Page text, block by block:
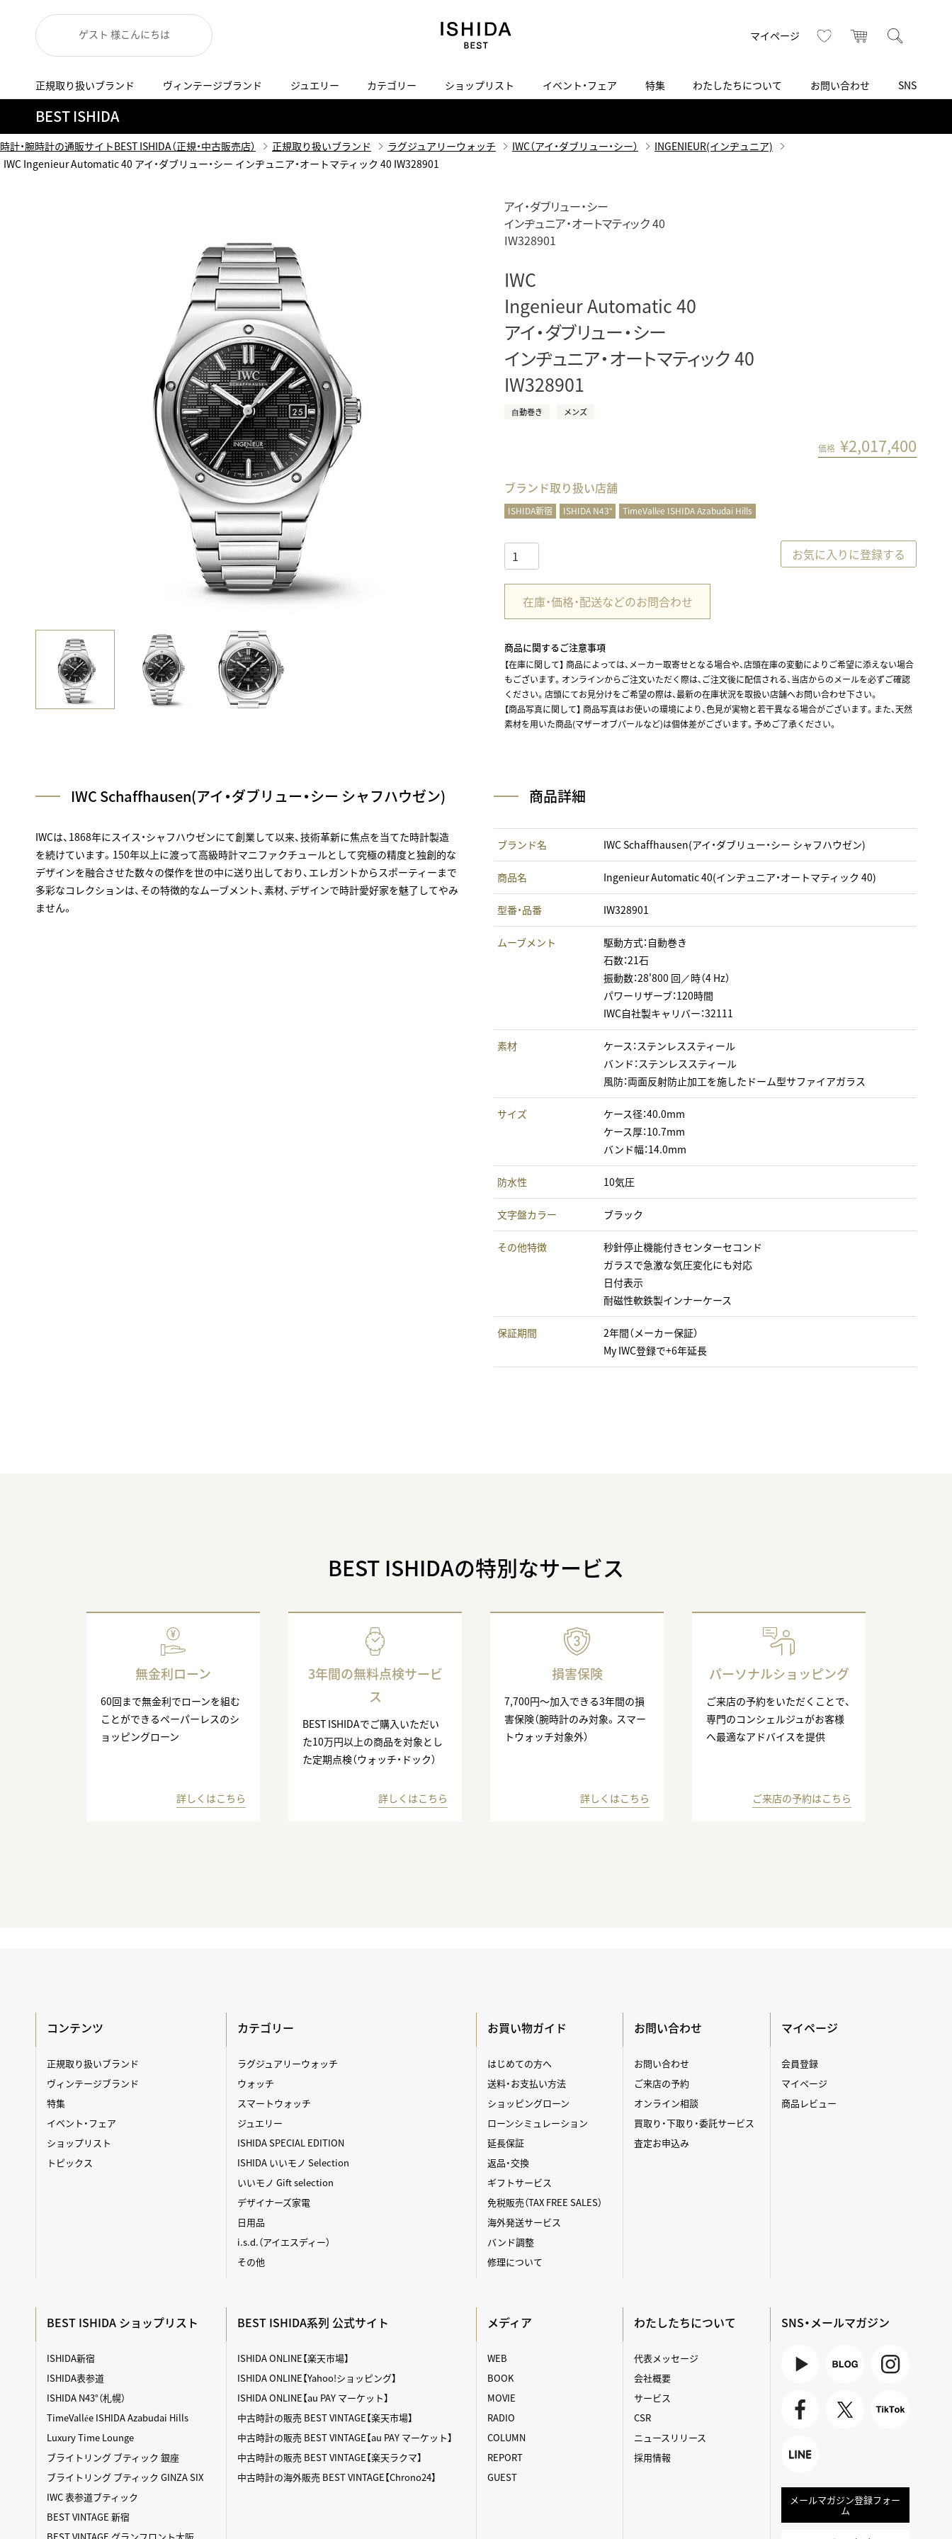
ゲスト 様こんにちは マイページ お気に入りカート
正規取り扱いブランド
A B
Accurate Form ACCUTRON
ARMINSTROM
アーミンシュトローム
ATTESA
アテッサ
正規取り扱いブランド一覧はこちら
ヴィンテージブランド
BEST VINTAGEについて 買取り・下取り・委託サービスについて
検索
ジュエリー カテゴリー
正規取り扱いブランド ヴィンテージブランド
いいモノ Gift selection
ショップリスト
ISHIDA新宿 ISHIDA表参道 ISHIDA N43°（札幌）
Luxury Time Lounge
ブライトリング ブティック GINZA SIX IWC 表参道ブティック
BEST VINTAGE グランフロント大阪 ヒューリックスクエア札幌
イベント・フェア 特集 わたしたちについて
ニュースリリース 採用情報
お問い合わせ
査定お申込み
SNS
YOUTUBE BLOG INSTAGRAM
BEST ISHIDA
時計・腕時計の通販サイトBEST ISHIDA（正規・中古販売店） 正規取り扱いブランド ラグジュアリーウォッチ IWC（アイ・ダブリュー・シー）
INGENIEUR(インヂュニア)
IWC Ingenieur Automatic 40 アイ・ダブリュー・シー インヂュニア・オートマティック 40 IW328901
アイ・ダブリュー・シー
インヂュニア・オートマティック 40
IW328901
IWC
Ingenieur Automatic 40
アイ・ダブリュー・シー
インヂュニア・オートマティック 40
IW328901
⾃動巻き メンズ
価格 ¥2,017,400
ブランド取り扱い店舗
ISHIDA新宿 ISHIDA N43° TimeVallée ISHIDA Azabudai Hills
お気に入りに登録する
在庫・価格・配送などのお問合わせ
商品に関するご注意事項
【在庫に関して】商品によっては、メーカー取寄せとなる場合や、店頭在庫の変動によりご希望に添えない場合
もございます。オンラインからご注文いただく際は、ご注文後に配信される、当店からのメールを必ずご確認
ください。店頭にてお見分けをご希望の際は、最新の在庫状況を取扱い店舗へお問い合わせ下さい。
【商品写真に関して】 商品写真はお使いの環境により、色見が実物と若干異なる場合がございます。また、天然
素材を用いた商品(マザーオブパールなど)は個体差がございます。予めご了承ください。
IWC Schaffhausen(アイ・ダブリュー・シー シャフハウゼン)
IWCは、1868年にスイス・シャフハウゼンにて創業して以来、技術革新に焦点を当てた時計製造
を続けています。150年以上に渡って高級時計マニファクチュールとして究極の精度と独創的な
デザインを融合させた数々の傑作を世の中に送り出しており、エレガントからスポーティーまで
多彩なコレクションは、その特徴的なムーブメント、素材、デザインで時計愛好家を魅了してやみ
ません。
商品詳細
ブランド名 IWC Schaffhausen(アイ・ダブリュー・シー シャフハウゼン)
商品名 Ingenieur Automatic 40(インヂュニア・オートマティック 40)
型番・品番 IW328901
ムーブメント
駆動方式：自動巻き
石数：21石
振動数：28'800 回／時（4 Hz）
パワーリザーブ：120時間
IWC自社製キャリバー：32111
素材
ケース：ステンレススティール
バンド：ステンレススティール
風防：両面反射防止加工を施したドーム型サファイアガラス
サイズ
ケース径：40.0mm
ケース厚：10.7mm
バンド幅：14.0mm
防水性 10気圧
文字盤カラー ブラック
その他特徴
秒針停止機能付きセンターセコンド
ガラスで急激な気圧変化にも対応
日付表示
耐磁性軟鉄製インナーケース
保証期間
2年間（メーカー保証）
My IWC登録で+6年延長
BEST ISHIDAの特別なサービス
無金利ローン
60回まで無金利でローンを組む
ことができるペーパーレスのシ
ョッピングローン
詳しくはこちら
3年間の無料点検サービ
ス
BEST ISHIDAでご購入いただい
た10万円以上の商品を対象とし
た定期点検（ウォッチ・ドック）
詳しくはこちら
損害保険
7,700円〜加入できる3年間の損
害保険（腕時計のみ対象。スマー
トウォッチ対象外）
詳しくはこちら
パーソナルショッピング
ご来店の予約をいただくことで、
専門のコンシェルジュがお客様
へ最適なアドバイスを提供
ご来店の予約はこちら
コンテンツ
正規取り扱いブランド
ヴィンテージブランド
特集
イベント・フェア
ショップリスト
トピックス
カテゴリー
ラグジュアリーウォッチ
ウォッチ
スマートウォッチ
ジュエリー
ISHIDA SPECIAL EDITION
ISHIDA いいモノ Selection
いいモノ Gift selection
デザイナーズ家電
日用品
i.s.d.（アイエスディー）
その他
お買い物ガイド
はじめての方へ
送料・お支払い方法
ショッピングローン
ローンシミュレーション
延長保証
返品・交換
ギフトサービス
免税販売（TAX FREE SALES）
海外発送サービス
バンド調整
修理について
お問い合わせ
お問い合わせ
ご来店の予約
オンライン相談
買取り・下取り・委託サービス
査定お申込み
マイページ
会員登録
マイページ
商品レビュー
BEST ISHIDA ショップリスト
ISHIDA新宿
ISHIDA表参道
ISHIDA N43°（札幌）
TimeVallée ISHIDA Azabudai Hills
Luxury Time Lounge
ブライトリング ブティック 銀座
ブライトリング ブティック GINZA SIX
IWC 表参道ブティック
BEST VINTAGE 新宿
BEST ISHIDA系列 公式サイト
ISHIDA ONLINE【楽天市場】
ISHIDA ONLINE【Yahoo!ショッピング】
ISHIDA ONLINE【au PAY マーケット】
中古時計の販売 BEST VINTAGE【楽天市場】
中古時計の販売 BEST VINTAGE【au PAY マーケット】
中古時計の販売 BEST VINTAGE【楽天ラクマ】
中古時計の海外販売 BEST VINTAGE【Chrono24】
メディア
WEB
BOOK
MOVIE
RADIO
COLUMN
REPORT
GUEST
わたしたちについて
代表メッセージ
会社概要
サービス
CSR
ニュースリリース
採用情報
SNS・メールマガジン
メールマガジン登録フォー
ム
へ